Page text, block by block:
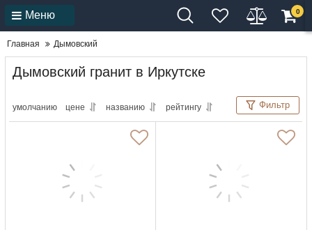
Меню 0
Главная Дымовский
Дымовский гранит в Иркутске
умолчанию цене названию рейтингу Фильтр